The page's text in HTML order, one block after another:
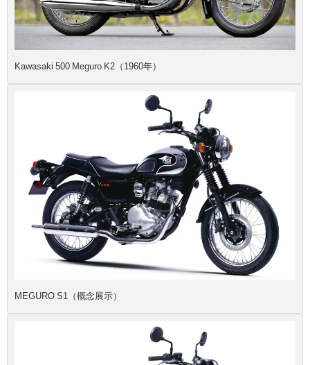
Kawasaki 500 Meguro K2（1960年）
MEGURO S1（概念展示）